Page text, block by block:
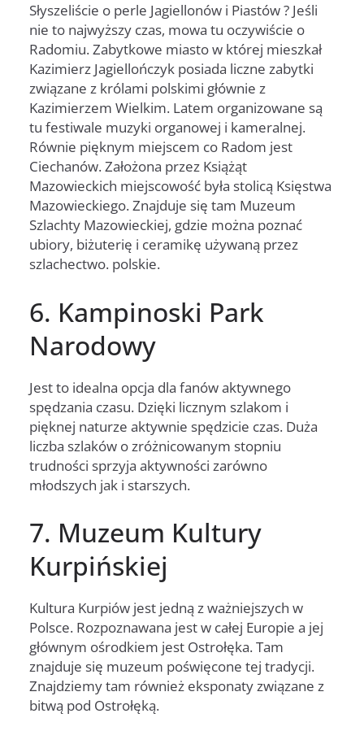
Słyszeliście o perle Jagiellonów i Piastów ? Jeśli
nie to najwyższy czas, mowa tu oczywiście o
Radomiu. Zabytkowe miasto w której mieszkał
Kazimierz Jagiellończyk posiada liczne zabytki
związane z królami polskimi głównie z
Kazimierzem Wielkim. Latem organizowane są
tu festiwale muzyki organowej i kameralnej.
Równie pięknym miejscem co Radom jest
Ciechanów. Założona przez Książąt
Mazowieckich miejscowość była stolicą Księstwa
Mazowieckiego. Znajduje się tam Muzeum
Szlachty Mazowieckiej, gdzie można poznać
ubiory, biżuterię i ceramikę używaną przez
szlachectwo. polskie.
6. Kampinoski Park
Narodowy
Jest to idealna opcja dla fanów aktywnego
spędzania czasu. Dzięki licznym szlakom i
pięknej naturze aktywnie spędzicie czas. Duża
liczba szlaków o zróżnicowanym stopniu
trudności sprzyja aktywności zarówno
młodszych jak i starszych.
7. Muzeum Kultury
Kurpińskiej
Kultura Kurpiów jest jedną z ważniejszych w
Polsce. Rozpoznawana jest w całej Europie a jej
głównym ośrodkiem jest Ostrołęka. Tam
znajduje się muzeum poświęcone tej tradycji.
Znajdziemy tam również eksponaty związane z
bitwą pod Ostrołęką.